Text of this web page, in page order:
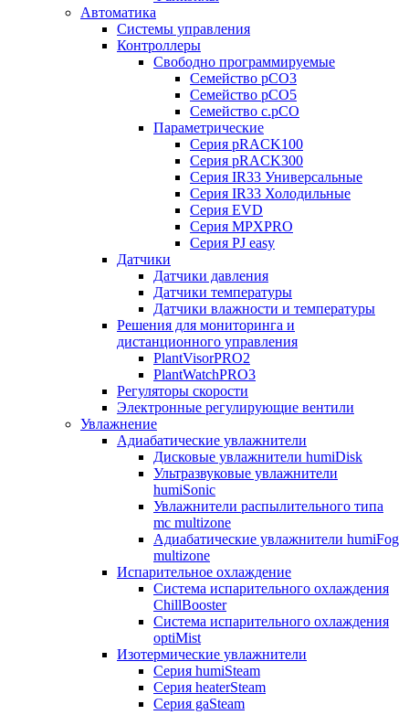
Автоматика
Системы управления
Контроллеры
Свободно программируемые
Семейство pCO3
Семейство pCO5
Семейство c.pCO
Параметрические
Серия pRACK100
Серия pRACK300
Серия IR33 Универсальные
Серия IR33 Холодильные
Серия EVD
Серия MPXPRO
Серия PJ easy
Датчики
Датчики давления
Датчики температуры
Датчики влажности и температуры
Решения для мониторинга и
дистанционного управления
PlantVisorPRO2
PlantWatchPRO3
Регуляторы скорости
Электронные регулирующие вентили
Увлажнение
Адиабатические увлажнители
Дисковые увлажнители humiDisk
Ультразвуковые увлажнители
humiSonic
Увлажнители распылительного типа
mc multizone
Адиабатические увлажнители humiFog
multizone
Испарительное охлаждение
Система испарительного охлаждения
ChillBooster
Система испарительного охлаждения
optiMist
Изотермические увлажнители
Серия humiSteam
Серия heaterSteam
Серия gaSteam